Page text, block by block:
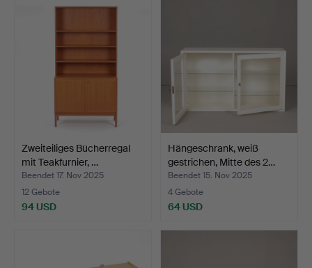
Zweiteiliges Bücherregal
mit Teakfurnier, …
Beendet 17. Nov 2025
12 Gebote
94 USD
Hängeschrank, weiß
gestrichen, Mitte des 2…
Beendet 15. Nov 2025
4 Gebote
64 USD